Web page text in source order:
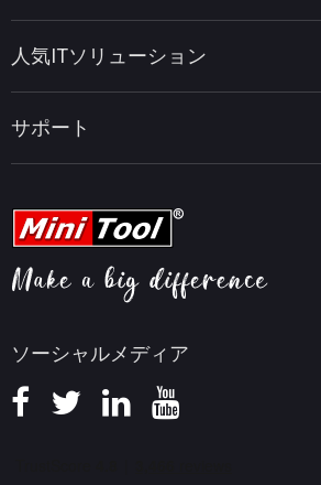
ソーシャルメディア
MiniTool PDF Editor
MiniTool MovieMaker
MiniTool uTube Downloader
データ復元ヒント
PDF編集ヒント
動画編集ヒント
ビデオ変換ヒント
画面録画ヒント
知識ベース
人気ITソリューション
MiniTool ニュースセンター
サポート
ヘルプ